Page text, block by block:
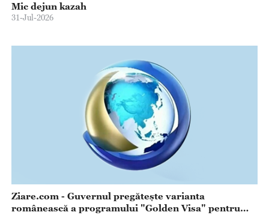
Mic dejun kazah
31-Jul-2026
Ziare.com - Guvernul pregătește varianta
românească a programului "Golden Visa" pentru